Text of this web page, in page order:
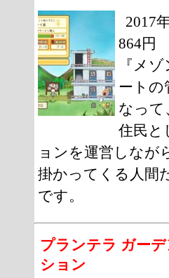
2017
864円
『メ
ートの
なって
住民と
ョンを運営しなが
掛かってくる人間
です。
プランテラ ガー
ション